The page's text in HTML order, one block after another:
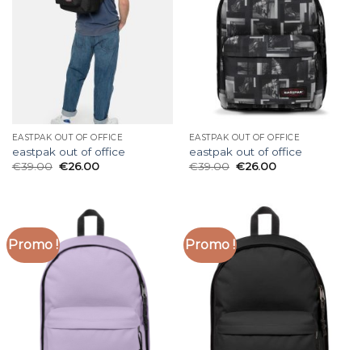
EASTPAK OUT OF OFFICE
eastpak out of office
€39.00 €26.00
EASTPAK OUT OF OFFICE
eastpak out of office
€39.00 €26.00
Promo ! Promo !